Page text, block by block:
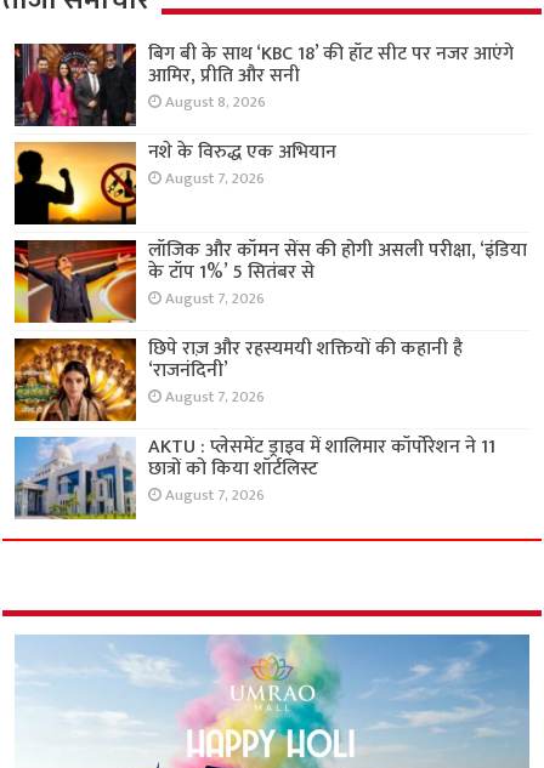
बिग बी के साथ ‘KBC 18’ की हॉट सीट पर नजर आएंगे
आमिर, प्रीति और सनी
August 8, 2026
नशे के विरुद्ध एक अभियान
August 7, 2026
लॉजिक और कॉमन सेंस की होगी असली परीक्षा, ‘इंडिया
के टॉप 1%’ 5 सितंबर से
August 7, 2026
छिपे राज़ और रहस्यमयी शक्तियों की कहानी है
‘राजनंदिनी’
August 7, 2026
AKTU : प्लेसमेंट ड्राइव में शालिमार कॉर्पोरेशन ने 11
छात्रों को किया शॉर्टलिस्ट
August 7, 2026